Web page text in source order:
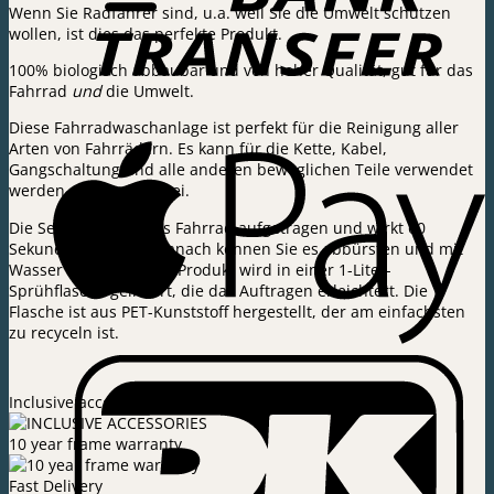
Wenn Sie Radfahrer sind, u.a. weil Sie die Umwelt schützen
wollen, ist dies das perfekte Produkt.
100% biologisch abbaubar und von hoher Qualität, gut für das
Fahrrad unddie Umwelt.
Diese Fahrradwaschanlage ist perfekt für die Reinigung aller
Arten von Fahrrädern. Es kann für die Kette, Kabel,
Gangschaltung und alle anderen beweglichen Teile verwendet
werden. 100% säurefrei.
Die Seife wird auf das Fahrrad aufgetragen und wirkt 60
Sekunden lang ein. Danach können Sie es abbürsten und mit
Wasser abspülen. Das Produkt wird in einer 1-Liter-
Sprühflasche geliefert, die das Auftragen erleichtert. Die
Flasche ist aus PET-Kunststoff hergestellt, der am einfachsten
zu recyceln ist.
Inclusive accessories
10 year frame warranty
Fast Delivery